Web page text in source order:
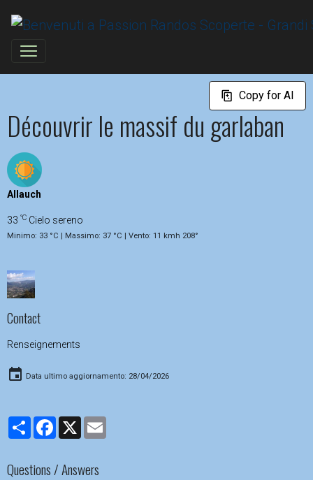
Copy for AI
Découvrir le massif du garlaban
Allauch
33 °C Cielo sereno
Minimo: 33 °C | Massimo: 37 °C | Vento: 11 kmh 208°
Contact
Renseignements
Data ultimo aggiornamento: 28/04/2026
PartagerFacebook
Questions / Answers